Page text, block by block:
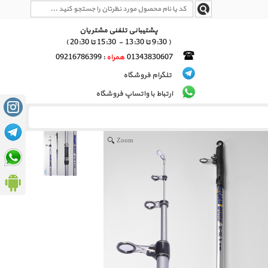
پشتیبانی تلفنی مشتریان
( 9:30 تا 13:30 - 15:30 تا 20:30 )
01343830607 همراه : 09216786399
تلگرام فروشگاه
ارتباط با واتساپ فروشگاه
Zoom